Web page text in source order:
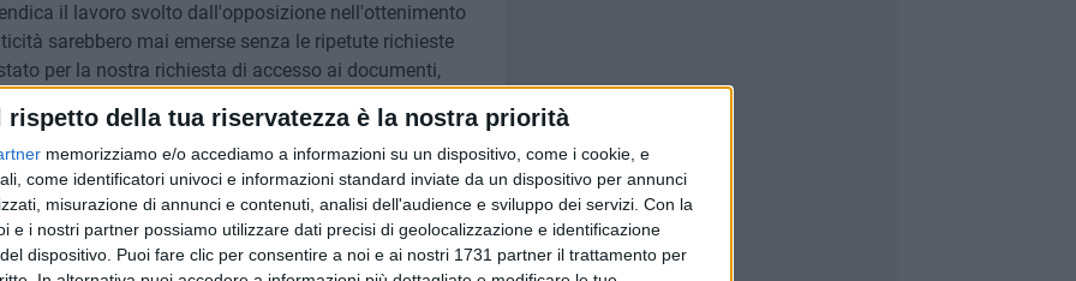
rispetto della tua riservatezza è la nostra priorità
memorizziamo e/o accediamo a informazioni su un dispositivo, come i cookie, e
come identificatori univoci e informazioni standard inviate da un dispositivo per annunci
misurazione di annunci e contenuti, analisi dell'audience e sviluppo dei servizi. Con la
e i nostri partner possiamo utilizzare dati precisi di geolocalizzazione e identificazione
dispositivo. Puoi fare clic per consentire a noi e ai nostri 1731 partner il trattamento per
il lavoro svolto dall'opposizione nell'ottenimento
sarebbero mai emerse senza le ripetute richieste
per la nostra richiesta di accesso ai documenti,
emerso qualcosa? Probabilmente tutto sarebbe
siamo stati definiti disturbatori e stalker».
espresso sull'indirizzo che l'amministrazione comunale
Natilla, infatti, vi sarebbe una contraddizione
della procedura e il contemporaneo proseguimento
vera e propriaanarchia amministrativa. Da una parte